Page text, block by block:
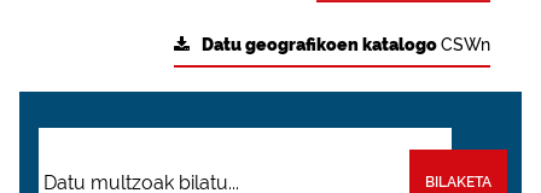
Datu geografikoen katalogoCSWn
BILAKETA